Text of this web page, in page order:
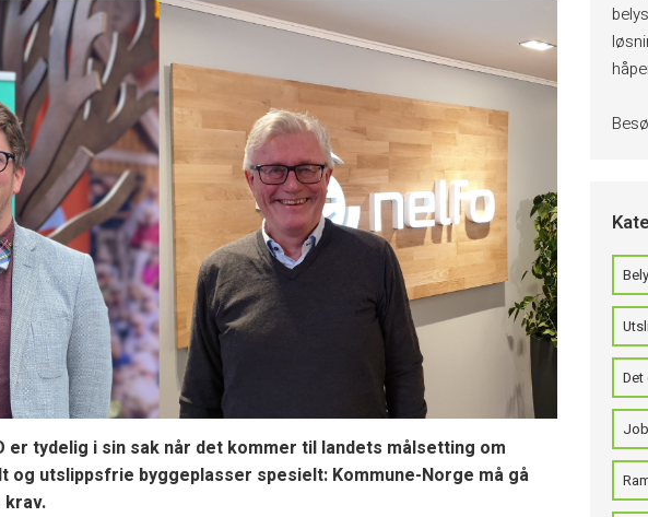
er tydelig i sin sak når det kommer til landets målsetting om
utslippsfrie byggeplasser spesielt: Kommune-Norge må gå